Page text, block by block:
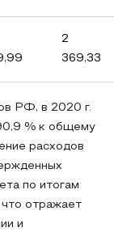
2
369,33
РФ, в 2020 г.
% к общему
расходов
по итогам
отражает
и